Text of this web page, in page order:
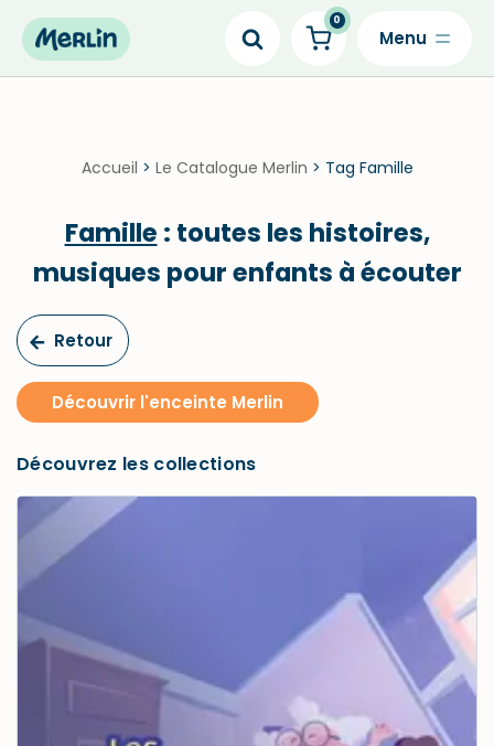
Skip
0
Accueil > Le Catalogue Merlin > Tag Famille
Famille : toutes les histoires,
musiques pour enfants à écouter
Retour
Découvrir l'enceinte Merlin
Découvrez les collections